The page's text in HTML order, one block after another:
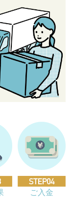
ご入金